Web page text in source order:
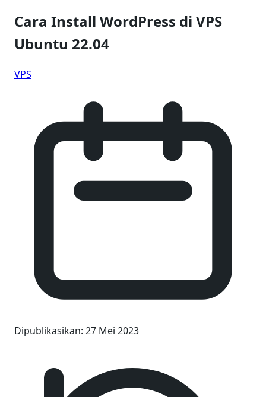
Cara Install WordPress di VPS
Ubuntu 22.04
VPS
Dipublikasikan: 27 Mei 2023